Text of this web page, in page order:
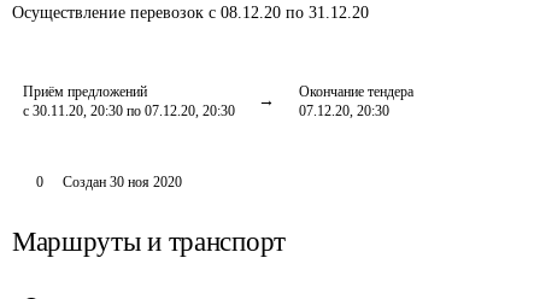
Осуществление перевозок с 08.12.20 по 31.12.20
Приём предложений
с 30.11.20, 20:30 по 07.12.20, 20:30
Окончание тендера
07.12.20, 20:30
0 Создан 30 ноя 2020
Маршруты и транспорт